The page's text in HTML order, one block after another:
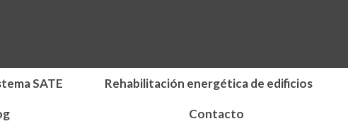
SATE Rehabilitación energética de edificios
Contacto